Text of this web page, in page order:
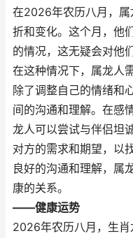
在2026年农历八月，
折和变化。这个月，他
的情况，这无疑会对他
在这种情况下，属龙人
除了调整自己的情绪和
间的沟通和理解。在感
龙人可以尝试与伴侣坦
对方的需求和期望，以
良好的沟通和理解，属
康的关系。
——健康运势
2026年农历八月，生